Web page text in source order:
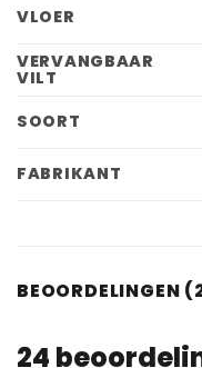
VLOER
VERVANGBAAR
VILT
SOORT
FABRIKANT
BEOORDELINGEN
24